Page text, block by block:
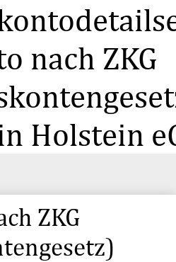
auf
100%
nach ZKG
Holstein
ZKG